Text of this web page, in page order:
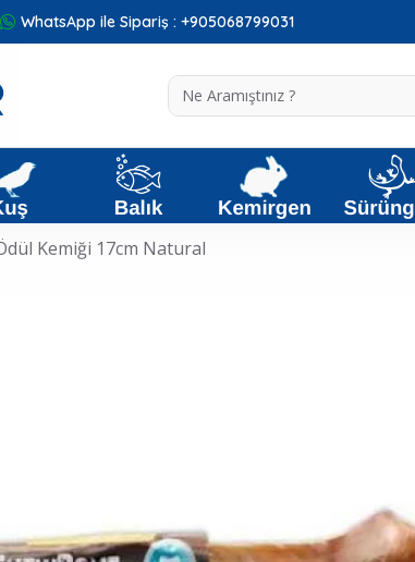
WhatsApp ile Sipariş : +905068799031
Kemiği 17cm Natural